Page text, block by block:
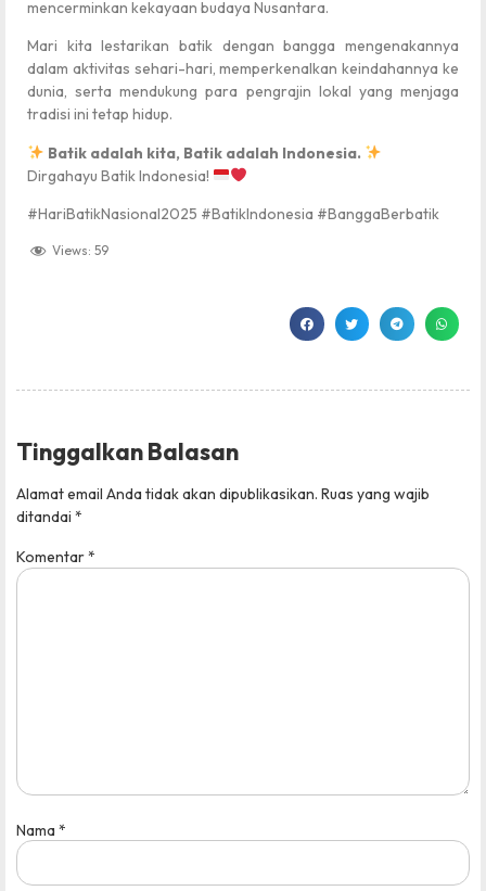
mencerminkan kekayaan budaya Nusantara.
Mari kita lestarikan batik dengan bangga mengenakannya
dalam aktivitas sehari-hari, memperkenalkan keindahannya ke
dunia, serta mendukung para pengrajin lokal yang menjaga
tradisi ini tetap hidup.
Batik adalah kita, Batik adalah Indonesia.
Dirgahayu Batik Indonesia!
#HariBatikNasional2025 #BatikIndonesia #BanggaBerbatik
Views: 59
Tinggalkan Balasan
Alamat email Anda tidak akan dipublikasikan. Ruas yang wajib
ditandai *
Komentar*
Nama *